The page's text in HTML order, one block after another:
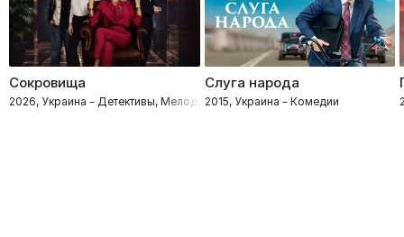
Сокровища
2026, Украина – Детективы, Мелодрамы
Слуга народа
2015, Украина – Комедии